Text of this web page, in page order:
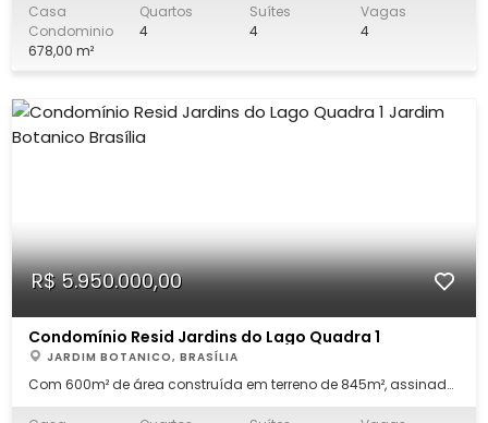
projetos mais bem pensados conseguem transmitir. Esta
belíssima residência de arquitetura encanta logo na chegada,
com fachada imponente, jardim frontal aber
Casa
Condominio
678,00 m²
Quartos
4
Suítes
4
Vagas
4
R$ 5.950.000,00
Condomínio Resid Jardins do Lago Quadra 1
JARDIM BOTANICO, BRASÍLIA
Com 600m² de área construída em terreno de 845m², assinado